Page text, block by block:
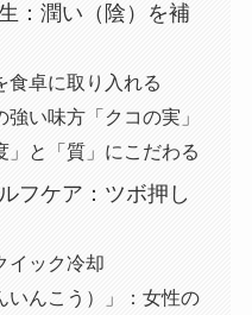
：潤い（陰）を補
卓に取り入れる
い味方「クコの実」
と「質」にこだわる
フケア：ツボ押し
イック冷却
んこう）」：女性の